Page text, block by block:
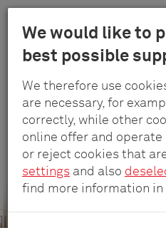
We would like to
best possible
We therefore use
are necessary, for
correctly, while other
online offer and operate
or reject cookies that
settings and also
find more information in
contenu
principal
Menu
Prises
espaces de
de
Connexions électriques et